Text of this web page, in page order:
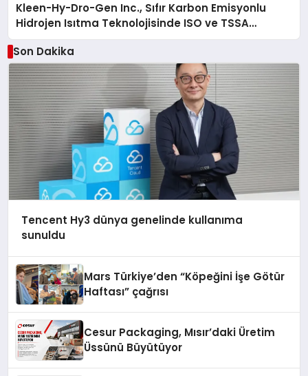
Kleen-Hy-Dro-Gen Inc., Sıfır Karbon Emisyonlu
Hidrojen Isıtma Teknolojisinde ISO ve TSSA
Düzenleyici Onaylarını Aldı
Son Dakika
Tencent Hy3 dünya genelinde kullanıma
sunuldu
Mars Türkiye’den “Köpeğini İşe Götür
Haftası” çağrısı
Cesur Packaging, Mısır’daki Üretim
Üssünü Büyütüyor